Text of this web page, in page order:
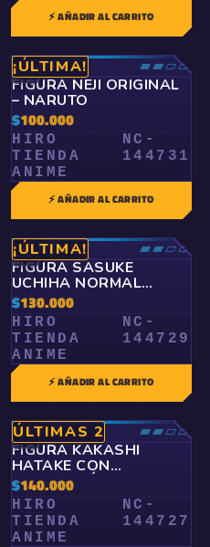
⚡ AÑADIR AL CARRITO
🤍
¡ÚLTIMA!
RARO
▰▰▱▱
FIGURA NEJI ORIGINAL
– NARUTO
$100.000
HIRO
TIENDA
ANIME
NC-
144731
⚡ AÑADIR AL CARRITO
🤍
¡ÚLTIMA!
RARO
▰▰▱▱
FIGURA SASUKE
UCHIHA NORMAL
ORIGINAL– NARUTO
$130.000
HIRO
TIENDA
ANIME
NC-
144729
⚡ AÑADIR AL CARRITO
🤍
ÚLTIMAS 2
RARO
▰▰▱▱
FIGURA KAKASHI
HATAKE CON
INVOCACIÓN
ORIGINAL– NARUTO
$140.000
HIRO
TIENDA
ANIME
NC-
144727